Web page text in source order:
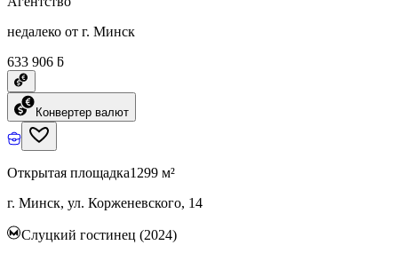
недалеко от г. Минск
633 906 ƃ
Конвертер валют
Открытая площадка1299 м²
г. Минск, ул. Корженевского, 14
Слуцкий гостинец (2024)